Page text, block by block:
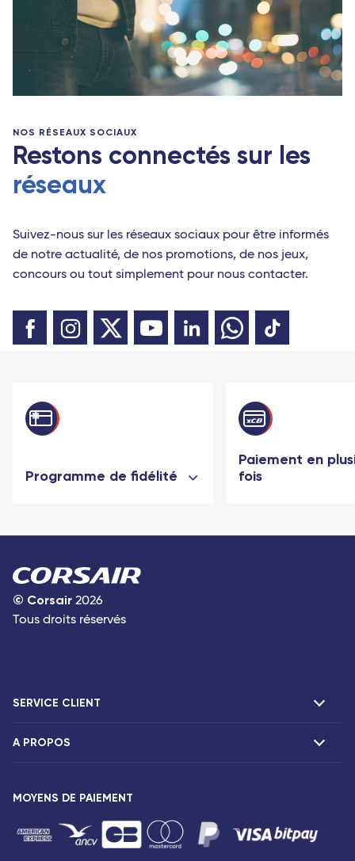
NOS RÉSEAUX SOCIAUX
Restons connectés sur les
réseaux
Suivez-nous sur les réseaux sociaux pour être informés
de notre actualité, de nos promotions, de nos jeux,
concours ou tout simplement pour nous contacter.
Programme de fidélité
Paiement en
fois
© Corsair 2026
Tous droits réservés
SERVICE CLIENT
F.A.Q et contacts
A PROPOS
Communiqués de presse
MOYENS DE PAIEMENT